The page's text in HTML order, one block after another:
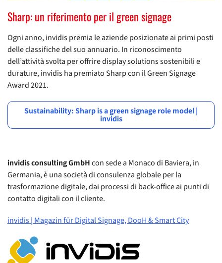
Sharp: un riferimento per il green signage
Ogni anno, invidis premia le aziende posizionate ai primi posti
delle classifiche del suo annuario. In riconoscimento
dell’attività svolta per offrire display solutions sostenibili e
durature, invidis ha premiato Sharp con il Green Signage
Award 2021.
Sustainability: Sharp is a green signage role model |
invidis
invidis consulting GmbHcon sede a Monaco di Baviera, in
Germania, è una società di consulenza globale per la
trasformazione digitale, dai processi di back-office ai punti di
contatto digitali con il cliente.
invidis | Magazin für Digital Signage, DooH & Smart City